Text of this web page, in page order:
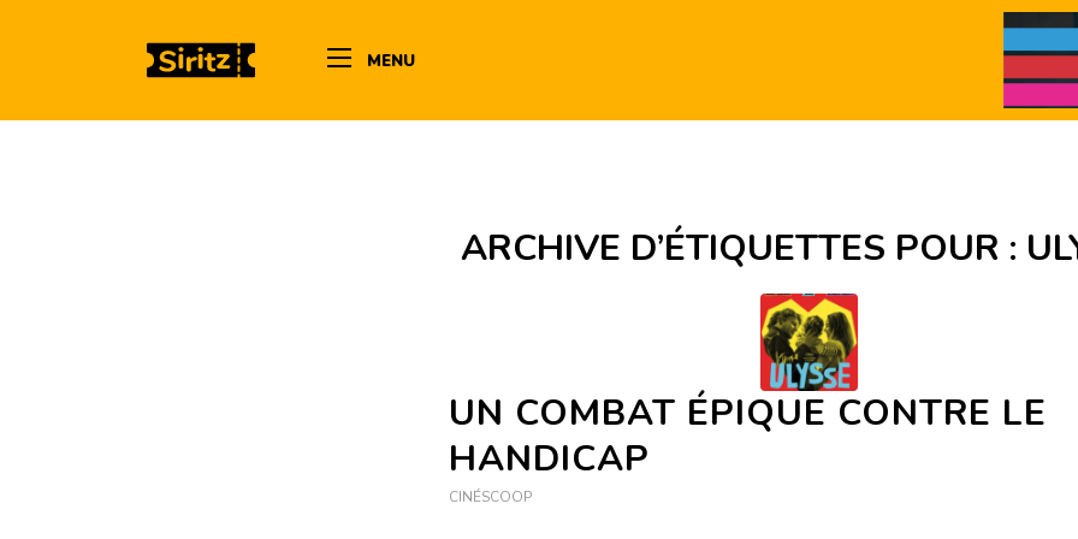
MENU
ARCHIVE D’ÉTIQUETTES POUR :
UN COMBAT ÉPIQUE CONTRE LE
HANDICAP
CINÉSCOOP